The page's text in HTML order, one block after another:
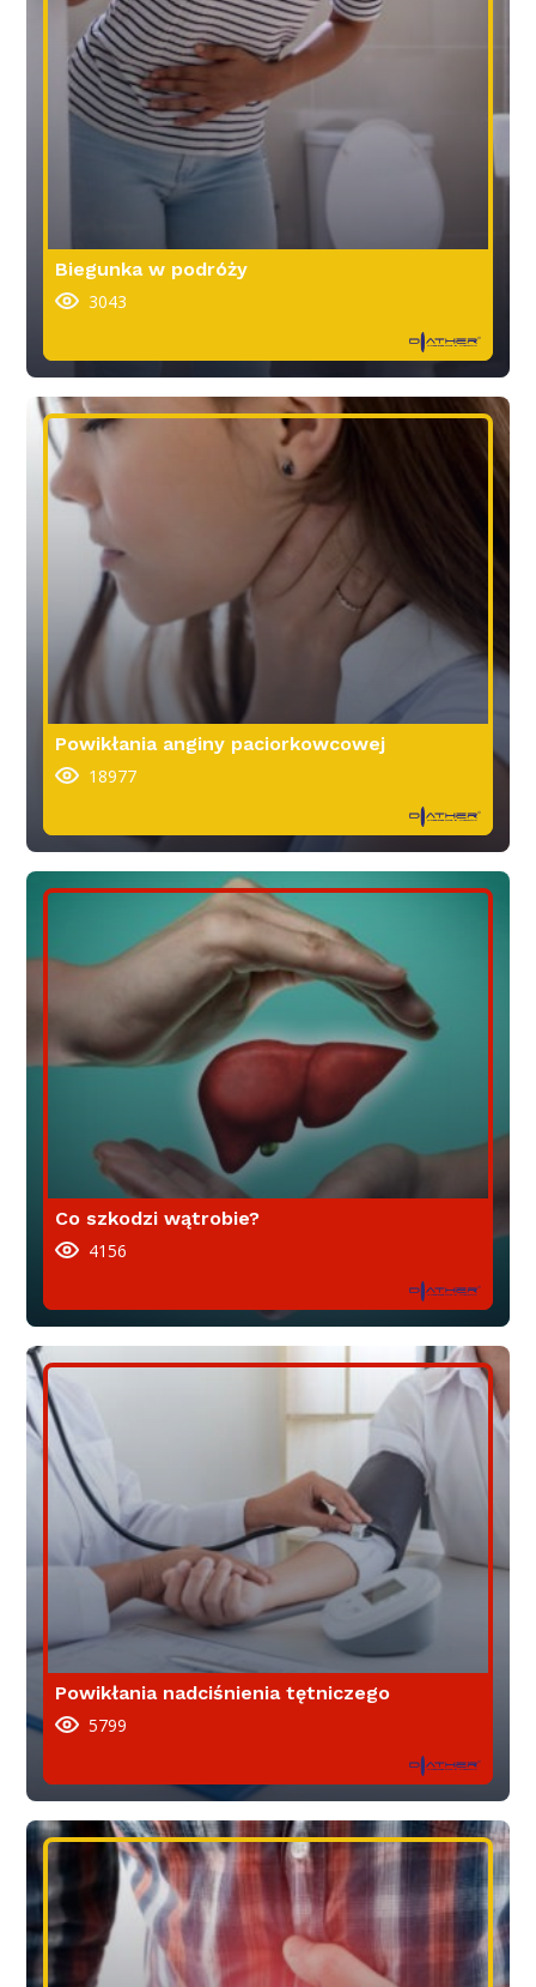
Biegunka w podróży
3043
Powikłania anginy paciorkowcowej
18977
Co szkodzi wątrobie?
4156
Powikłania nadciśnienia tętniczego
5799